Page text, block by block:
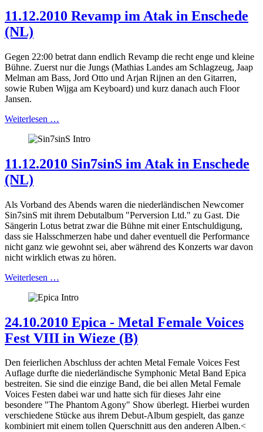
11.12.2010 Revamp im Atak in Enschede
(NL)
Gegen 22:00 betrat dann endlich Revamp die recht enge und kleine
Bühne. Zuerst nur die Jungs (Mathias Landes am Schlagzeug, Jaap
Melman am Bass, Jord Otto und Arjan Rijnen an den Gitarren,
sowie Ruben Wijga am Keyboard) und kurz danach auch Floor
Jansen.
Weiterlesen …
11.12.2010 Sin7sinS im Atak in Enschede
(NL)
Als Vorband des Abends waren die niederländischen Newcomer
Sin7sinS mit ihrem Debutalbum "Perversion Ltd." zu Gast. Die
Sängerin Lotus betrat zwar die Bühne mit einer Entschuldigung,
dass sie Halsschmerzen habe und daher eventuell die Performance
nicht ganz wie gewohnt sei, aber während des Konzerts war davon
nicht wirklich etwas zu hören.
Weiterlesen …
24.10.2010 Epica - Metal Female Voices
Fest VIII in Wieze (B)
Den feierlichen Abschluss der achten Metal Female Voices Fest
Auflage durfte die niederländische Symphonic Metal Band Epica
bestreiten. Sie sind die einzige Band, die bei allen Metal Female
Voices Festen dabei war und hatte sich für dieses Jahr eine
besondere "The Phantom Agony" Show überlegt. Hierbei wurden
verschiedene Stücke aus ihrem Debut-Album gespielt, das ganze
kombiniert mit einem tollen Querschnitt aus den anderen Alben.<